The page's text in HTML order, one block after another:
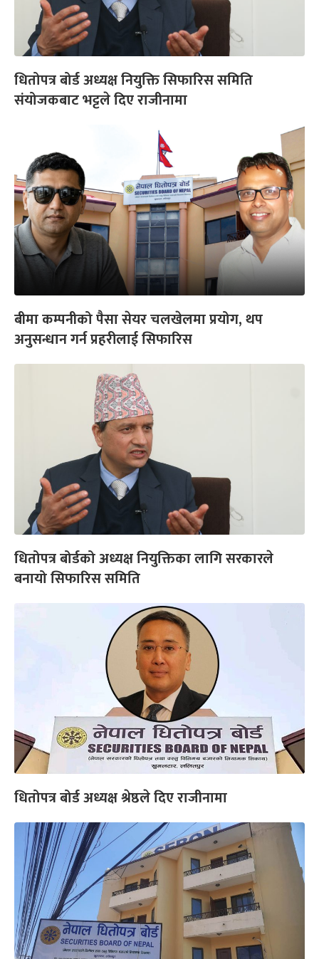
धितोपत्र बोर्ड अध्यक्ष नियुक्ति सिफारिस समिति
संयोजकबाट भट्टले दिए राजीनामा
बीमा कम्पनीको पैसा सेयर चलखेलमा प्रयोग, थप
अनुसन्धान गर्न प्रहरीलाई सिफारिस
धितोपत्र बोर्डको अध्यक्ष नियुक्तिका लागि सरकारले
बनायो सिफारिस समिति
धितोपत्र बोर्ड अध्यक्ष श्रेष्ठले दिए राजीनामा